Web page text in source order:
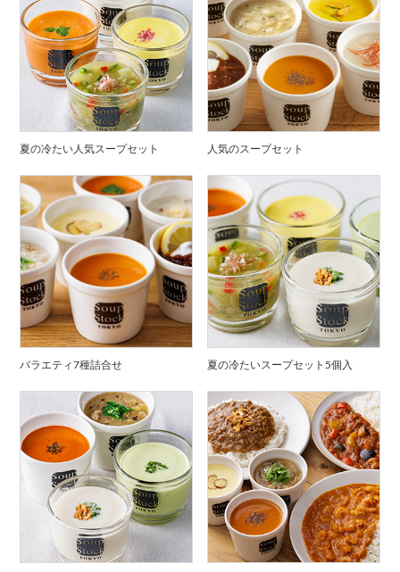
夏の冷たい人気スープセット 人気のスープセット
バラエティ7種詰合せ 夏の冷たいスープセット5個入